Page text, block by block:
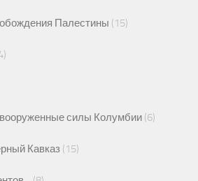
Палестины (15)
силы Колумбии (6)
Кавказ (15)